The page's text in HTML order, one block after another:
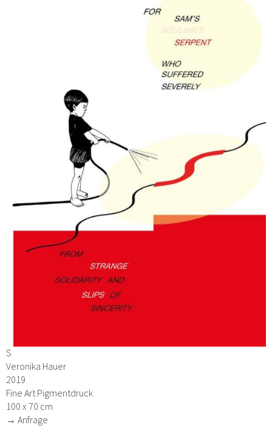
S
Veronika Hauer
2019
Fine Art Pigmentdruck
100 x 70 cm
→ Anfrage